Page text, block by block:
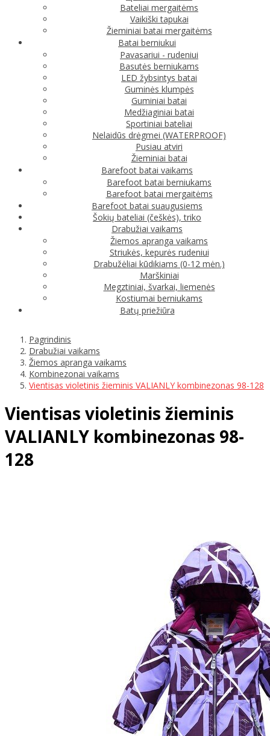
Bateliai mergaitėms
Vaikiški tapukai
Žieminiai batai mergaitėms
Batai berniukui
Pavasariui - rudeniui
Basutės berniukams
LED žybsintys batai
Guminės klumpės
Guminiai batai
Medžiaginiai batai
Sportiniai bateliai
Nelaidūs drėgmei (WATERPROOF)
Pusiau atviri
Žieminiai batai
Barefoot batai vaikams
Barefoot batai berniukams
Barefoot batai mergaitėms
Barefoot batai suaugusiems
Šokių bateliai (češkės), triko
Drabužiai vaikams
Žiemos apranga vaikams
Striukės, kepurės rudeniui
Drabužėliai kūdikiams (0-12 mėn.)
Marškiniai
Megztiniai, švarkai, liemenės
Kostiumai berniukams
Batų priežiūra
Pagrindinis
Drabužiai vaikams
Žiemos apranga vaikams
Kombinezonai vaikams
Vientisas violetinis žieminis VALIANLY kombinezonas 98-128
Vientisas violetinis žieminis
VALIANLY kombinezonas 98-
128